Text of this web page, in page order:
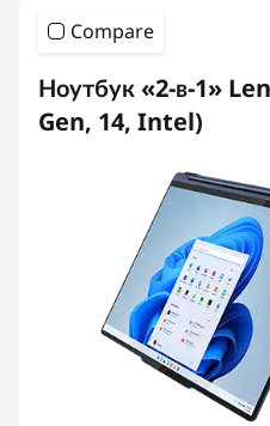
Compare
Ноутбук «2-в-1»
Gen, 14, Intel)